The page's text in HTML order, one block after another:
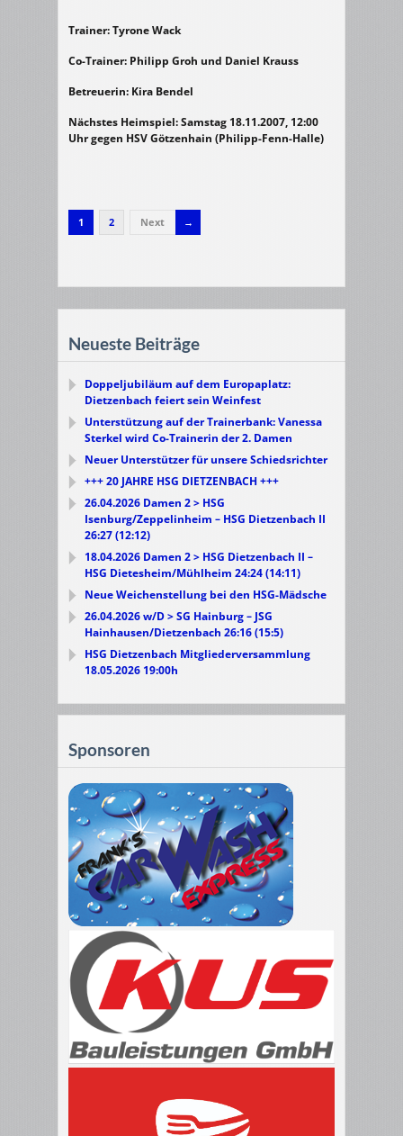
Trainer:Tyrone Wack
Co-Trainer: Philipp Groh und Daniel Krauss
Betreuerin: Kira Bendel
Nächstes Heimspiel:Samstag 18.11.2007, 12:00
Uhr gegen HSV Götzenhain (Philipp-Fenn-Halle)
1 2 Next
Neueste Beiträge
Doppeljubiläum auf dem Europaplatz:
Dietzenbach feiert sein Weinfest
Unterstützung auf der Trainerbank: Vanessa
Sterkel wird Co-Trainerin der 2. Damen
Neuer Unterstützer für unsere Schiedsrichter
+++ 20 JAHRE HSG DIETZENBACH +++
26.04.2026 Damen 2 > HSG
Isenburg/Zeppelinheim – HSG Dietzenbach II
26:27 (12:12)
18.04.2026 Damen 2 > HSG Dietzenbach II –
HSG Dietesheim/Mühlheim 24:24 (14:11)
Neue Weichenstellung bei den HSG-Mädsche
26.04.2026 w/D > SG Hainburg – JSG
Hainhausen/Dietzenbach 26:16 (15:5)
HSG Dietzenbach Mitgliederversammlung
18.05.2026 19:00h
Sponsoren